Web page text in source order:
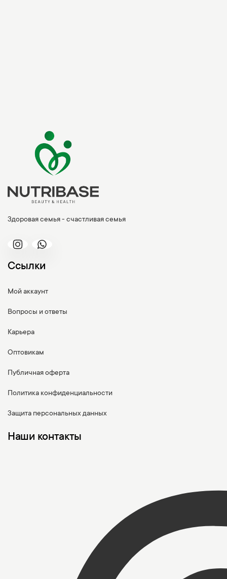
Здоровая семья - счастливая семья
Ссылки
Мой аккаунт
Вопросы и ответы
Карьера
Оптовикам
Публичная оферта
Политика конфиденциальности
Защита персональных данных
Наши контакты